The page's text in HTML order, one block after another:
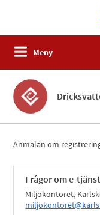
Meny
Anmälan om
Frågor om e-
Miljökontoret,